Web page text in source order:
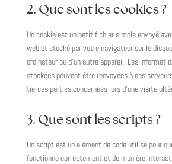
2. Que sont les cookies ?
Un cookie est un petit fichier simple envoyé
web et stocké par votre navigateur sur le
ordinateur ou d’un autre appareil. Les
stockées peuvent être renvoyées à nos
tierces parties concernées lors d’une visite
3. Que sont les scripts ?
Un script est un élément de code utilisé pour
fonctionne correctement et de manière